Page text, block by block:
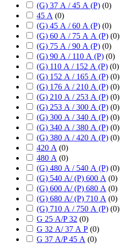
(G) 37 А / 45 А (P) (0)
45 А (0)
(G) 45 А / 60 А (P) (0)
(G) 60 А / 75 А А (P) (0)
(G) 75 А / 90 А (P) (0)
(G) 90 А / 110 А (P) (0)
(G) 110 А / 152 А (P) (0)
(G) 152 А / 165 А (P) (0)
(G) 176 А / 210 А (P) (0)
(G) 210 А / 253 А (P) (0)
(G) 253 А / 300 А (P) (0)
(G) 300 А / 340 А (P) (0)
(G) 340 А / 380 А (P) (0)
(G) 380 А / 420 А (P) (0)
420 А (0)
480 А (0)
(G) 480 А / 540 А (P) (0)
(G) 540 А/ (P) 600 А (0)
(G) 600 А/ (P) 680 А (0)
(G) 680 А/ (P) 710 А (0)
(G) 710 А / 750 А (P) (0)
G 25 А/P 32 (0)
G 32 А/ 37 А P (0)
G 37 А/P 45 А (0)